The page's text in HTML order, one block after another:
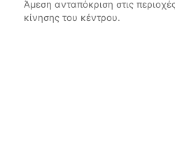
Άμεση ανταπόκριση στις
κίνησης του κέντρου.